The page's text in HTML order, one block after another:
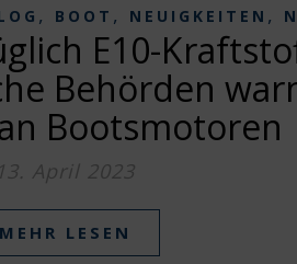
, BOOT , NEUIGKEITEN ,
E10-
Behörden
Bootsmotoren
13. April 2023
MEHR LESEN